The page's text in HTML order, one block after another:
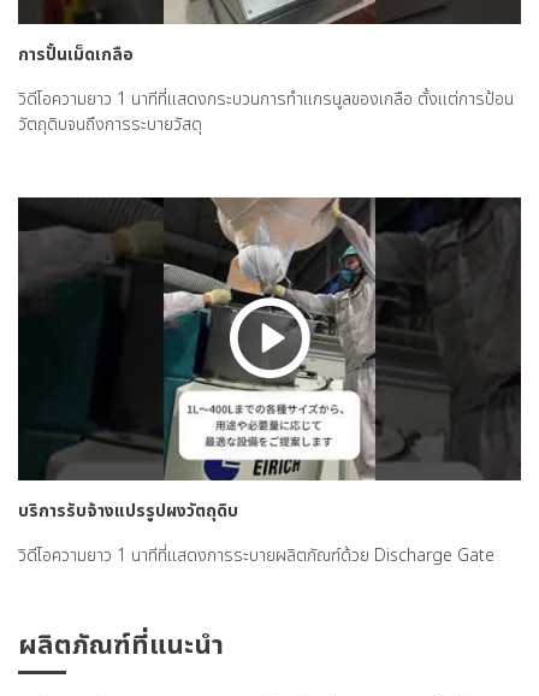
การปั้นเม็ดเกลือ
วิดีโอความยาว 1 นาทีที่แสดงกระบวนการทำแกรนูลของเกลือ ตั้งแต่การป้อน
วัตถุดิบจนถึงการระบายวัสดุ
บริการรับจ้างแปรรูปผงวัตถุดิบ
วิดีโอความยาว 1 นาทีที่แสดงการระบายผลิตภัณฑ์ด้วย Discharge Gate
ผลิตภัณฑ์ที่แนะนำ